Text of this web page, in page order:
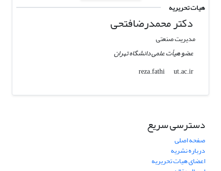
هیات تحریریه
دکتر محمدرضافتحی
مدیریت صنعتی
عضو هیأت علمی دانشگاه تهران
reza.fathi
ut.ac.ir
دسترسی سریع
صفحه اصلی
درباره نشریه
اعضای هیات تحریریه